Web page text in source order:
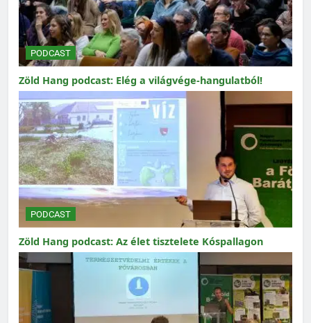
PODCAST
Zöld Hang podcast: Elég a világvége-hangulatból!
PODCAST
Zöld Hang podcast: Az élet tisztelete Kóspallagon